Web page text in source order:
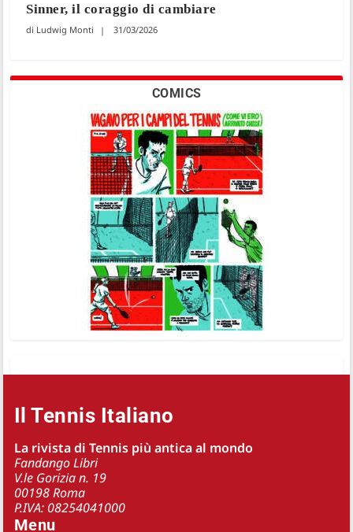
Sinner, il coraggio di cambiare
Ludwig Monti 31/03/2026
COMICS
Il Tennis Italiano
La rivista di Tennis più antica al mondo
Fandango Libri
V.le Gorizia n. 19
00198 Roma
P.IVA: 08254041000
Menu